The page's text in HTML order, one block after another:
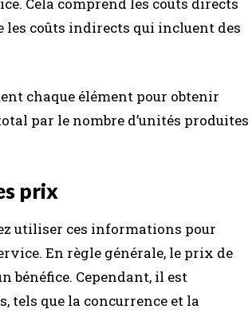
les coûts indirects qui incluent des
chaque élément pour obtenir
par le nombre d’unités produites
prix
utiliser ces informations pour
En règle générale, le prix de
bénéfice. Cependant, il est
tels que la concurrence et la